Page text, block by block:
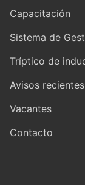
Capacitación
Sistema de
Tríptico de
Avisos recientes
Vacantes
Contacto